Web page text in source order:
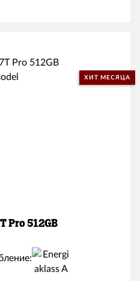
ХИТ МЕСЯЦА
Pro 512GB